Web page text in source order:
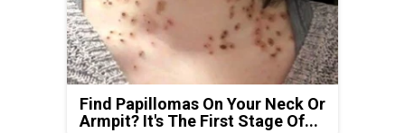
Find Papillomas On Your Neck Or
Armpit? It's The First Stage Of...